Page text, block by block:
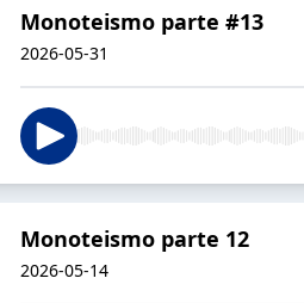
Monoteismo parte #13
2026-05-31
Monoteismo parte 12
2026-05-14